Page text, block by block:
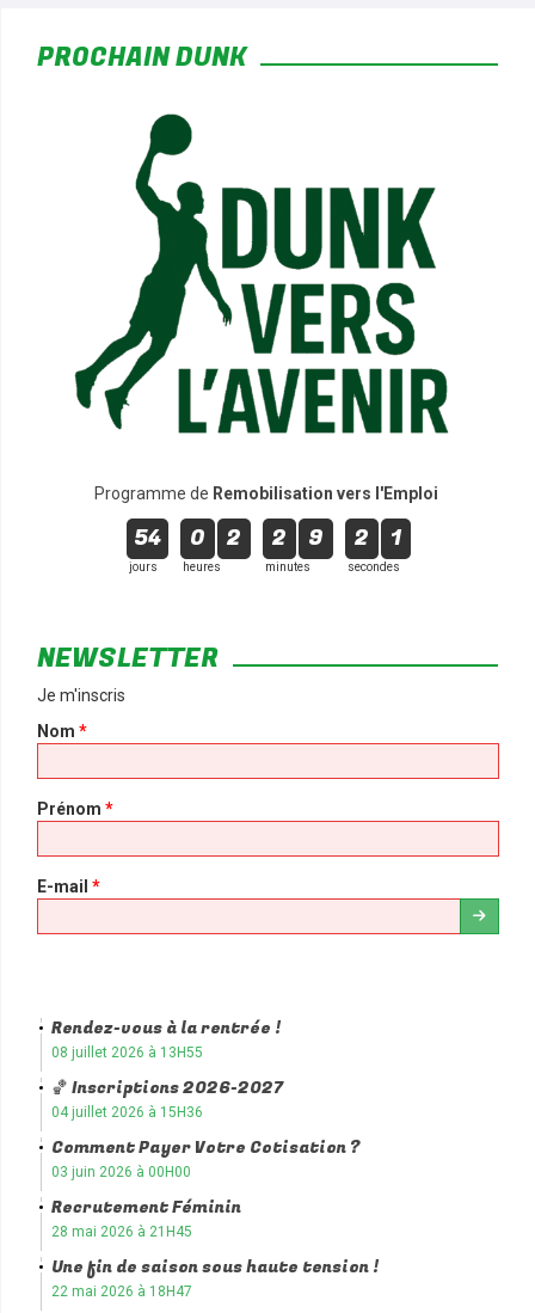
PROCHAIN DUNK
Programme de Remobilisation vers l'Emploi
54
jours
0 2
heures
2 9
minutes
2 1
secondes
NEWSLETTER
Je m'inscris
Nom *
Prénom *
E-mail *
Rendez-vous à la rentrée !
08 juillet 2026 à 13H55
🏀 Inscriptions 2026-2027
04 juillet 2026 à 15H36
Comment Payer Votre Cotisation ?
03 juin 2026 à 00H00
Recrutement Féminin
28 mai 2026 à 21H45
Une fin de saison sous haute tension !
22 mai 2026 à 18H47